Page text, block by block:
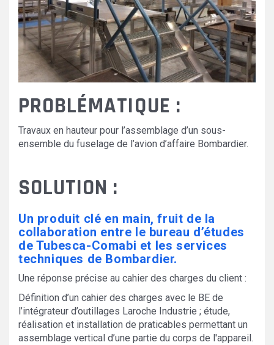
PROBLÉMATIQUE :
Travaux en hauteur pour l’assemblage d’un sous-
ensemble du fuselage de l’avion d’affaire Bombardier.
SOLUTION :
Un produit clé en main, fruit de la
collaboration entre le bureau d’études
de Tubesca-Comabi et les services
techniques de Bombardier.
Une réponse précise au cahier des charges du client :
Définition d’un cahier des charges avec le BE de
l’intégrateur d’outillages Laroche Industrie ; étude,
réalisation et installation de praticables permettant un
assemblage vertical d’une partie du corps de l'appareil.